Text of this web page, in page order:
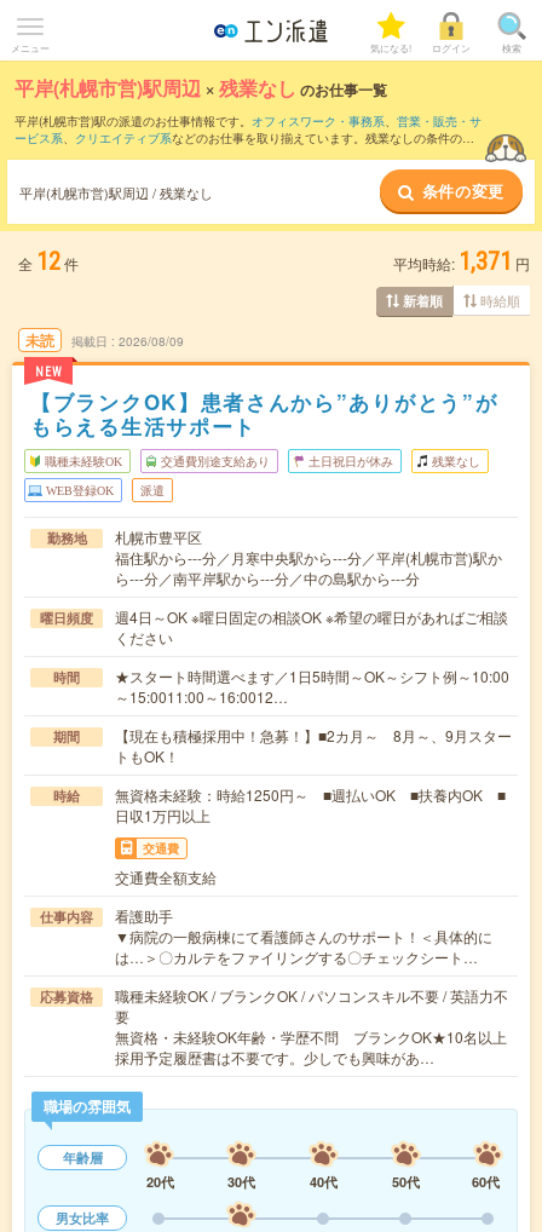
メニュー 気になる! ログイン 検索
平岸(札幌市営)駅周辺 ×残業なし のお仕事一覧
平岸(札幌市営)駅の派遣のお仕事情報です。 オフィスワーク・事務系、 営業・販売・サ
ービス系、 クリエイティブ系などのお仕事を取り揃えています。残業なしの条件の他
平岸(札幌市営)駅周辺 / 残業なし 条件の変更
全 12件 平均時給: 1,371 円
新着順 時給順
未読
NEW
掲載日 2026/08/09
【ブランクOK】患者さんから”ありがとう”が
もらえる生活サポート
職種未経験OK 交通費別途支給あり 土日祝日が休み 残業なし
WEB登録OK 派遣
勤務地
札幌市豊平区
福住駅から---分／月寒中央駅から---分／平岸(札幌市営)駅か
ら---分／南平岸駅から---分／中の島駅から---分
曜日頻度
週4日～OK ※曜日固定の相談OK ※希望の曜日があればご相談
ください
時間
★スタート時間選べます／1日5時間～OK～シフト例～10:00
～15:0011:00～16:0012…
期間
【現在も積極採用中！急募！】■2カ月～ 8月～、9月スター
トもOK！
時給
無資格未経験：時給1250円～ ■週払いOK ■扶養内OK ■
日収1万円以上
交通費
交通費全額支給
仕事内容
看護助手
▼病院の一般病棟にて看護師さんのサポート！＜具体的に
は…＞〇カルテをファイリングする〇チェックシート…
応募資格
職種未経験OK / ブランクOK / パソコンスキル不要 / 英語力不
要
無資格・未経験OK年齢・学歴不問 ブランクOK★10名以上
採用予定履歴書は不要です。少しでも興味があ…
職場の雰囲気
年齢層
20代
30代 40代 50代
60代
男女比率